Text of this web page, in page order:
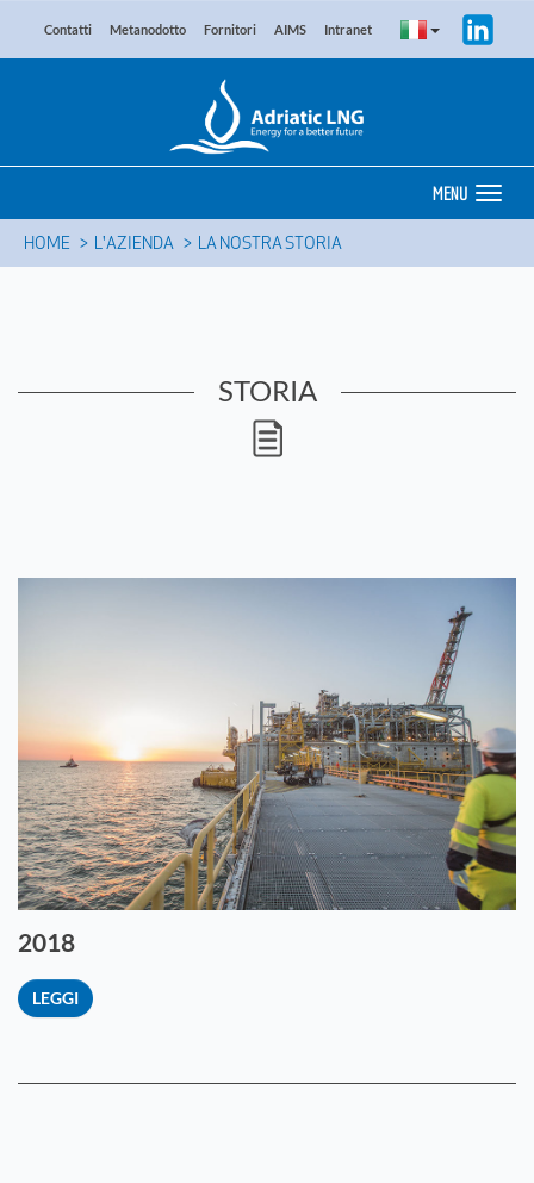
Contatti Metanodotto Fornitori AIMS Intranet
MENU
HOME L'AZIENDA LA NOSTRA STORIA
STORIA
2018
LEGGI